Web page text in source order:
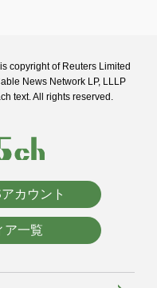
copyright of Reuters Limited
News Network LP, LLLP
text. All rights reserved.
カウント
ア一覧